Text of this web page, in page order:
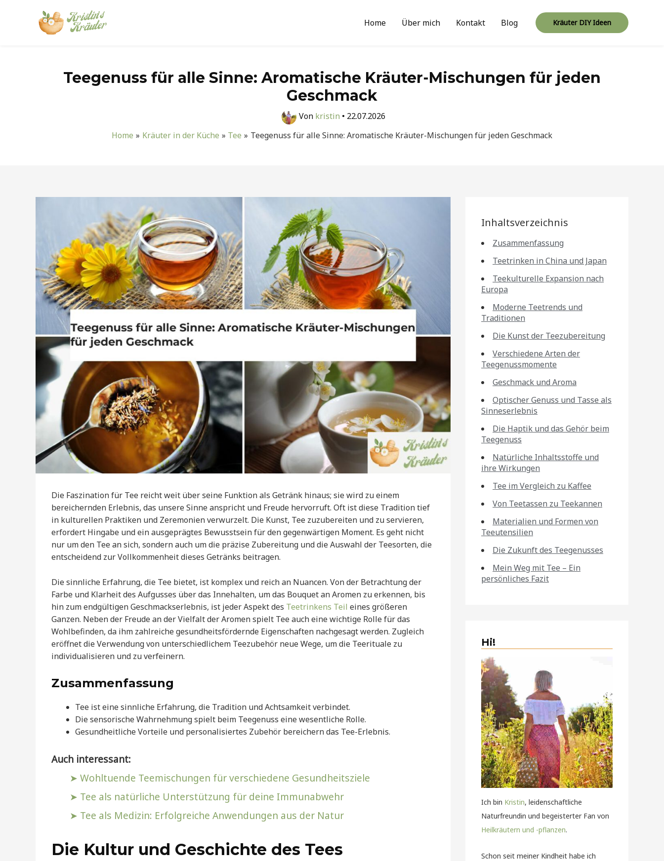
Home Über mich Kontakt Blog Kräuter DIY Ideen
Teegenuss für alle Sinne: Aromatische Kräuter-Mischungen für jeden
Geschmack
Von kristin • 22.07.2026
Home
Kräuter in der Küche Tee Teegenuss für alle Sinne: Aromatische Kräuter-Mischungen für jeden Geschmack
Die Faszination für Tee reicht weit über seine Funktion als Getränk hinaus; sie wird zu einem
bereichernden Erlebnis, das unsere Sinne anspricht und Freude hervorruft. Oft ist diese Tradition tief
in kulturellen Praktiken und Zeremonien verwurzelt. Die Kunst, Tee zuzubereiten und zu servieren,
erfordert Hingabe und ein ausgeprägtes Bewusstsein für den gegenwärtigen Moment. Es geht nicht
nur um den Tee an sich, sondern auch um die präzise Zubereitung und die Auswahl der Teesorten, die
entscheidend zur Vollkommenheit dieses Getränks beitragen.
Die sinnliche Erfahrung, die Tee bietet, ist komplex und reich an Nuancen. Von der Betrachtung der
Farbe und Klarheit des Aufgusses über das Innehalten, um das Bouquet an Aromen zu erkennen, bis
hin zum endgültigen Geschmackserlebnis, ist jeder Aspekt des Teetrinkens Teil eines größeren
Ganzen. Neben der Freude an der Vielfalt der Aromen spielt Tee auch eine wichtige Rolle für das
Wohlbefinden, da ihm zahlreiche gesundheitsfördernde Eigenschaften nachgesagt werden. Zugleich
eröffnet die Verwendung von unterschiedlichem Teezubehör neue Wege, um die Teerituale zu
individualisieren und zu verfeinern.
Zusammenfassung
Tee ist eine sinnliche Erfahrung, die Tradition und Achtsamkeit verbindet.
Die sensorische Wahrnehmung spielt beim Teegenuss eine wesentliche Rolle.
Gesundheitliche Vorteile und personalisiertes Zubehör bereichern das Tee-Erlebnis.
Auch interessant:
Wohltuende Teemischungen für verschiedene Gesundheitsziele
Tee als natürliche Unterstützung für deine Immunabwehr
Tee als Medizin: Erfolgreiche Anwendungen aus der Natur
Die Kultur und Geschichte des Tees
Inhaltsverzeichnis
Zusammenfassung
Teetrinken in China und Japan
Teekulturelle Expansion nach
Europa
Moderne Teetrends und
Traditionen
Die Kunst der Teezubereitung
Verschiedene Arten der
Teegenussmomente
Geschmack und Aroma
Optischer Genuss und Tasse als
Sinneserlebnis
Die Haptik und das Gehör beim
Teegenuss
Natürliche Inhaltsstoffe und
ihre Wirkungen
Tee im Vergleich zu Kaffee
Von Teetassen zu Teekannen
Materialien und Formen von
Teeutensilien
Die Zukunft des Teegenusses
Mein Weg mit Tee – Ein
persönliches Fazit
Hi!
Ich bin Kristin, leidenschaftliche
Naturfreundin und begeisterter Fan von
Heilkräutern und -pflanzen.
Schon seit meiner Kindheit habe ich